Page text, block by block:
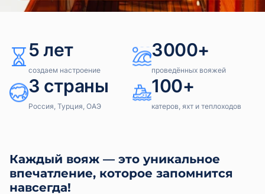
5 лет
создаем настроение
3000+
проведённых вояжей
3 страны
Россия, Турция, ОАЭ
100+
катеров, яхт и теплоходов
Каждый вояж — это уникальное
впечатление, которое запомнится
навсегда!